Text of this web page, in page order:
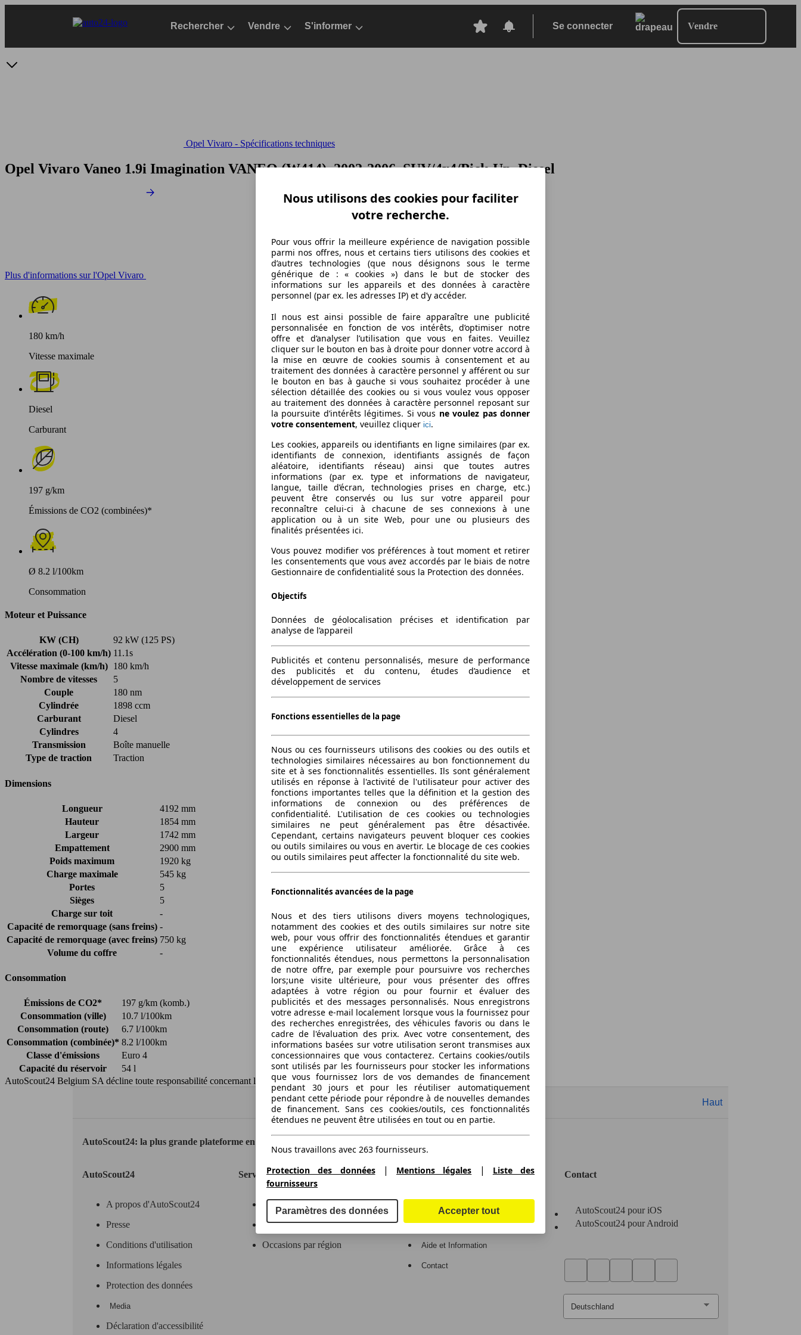
Rechercher Vendre S'informer Se connecter Vendre
Opel Vivaro - Spécifications techniques
Opel Vivaro Vaneo 1.9i Imagination VANEO (W414), 2002-2006, SUV/4x4/Pick-Up, Diesel
Plus d'informations sur l'Opel Vivaro
180 km/h
Vitesse maximale
Diesel
Carburant
197 g/km
Émissions de CO2 (combinées)*
Ø 8.2 l/100km
Consommation
Moteur et Puissance
KW (CH)
92 kW (125 PS)
Accélération (0-100 km/h) 11.1s
Vitesse maximale (km/h)
180 km/h
Nombre de vitesses
5
Couple
180 nm
Cylindrée
1898 ccm
Carburant
Diesel
Cylindres
4
Transmission
Boîte manuelle
Type de traction
Traction
Dimensions
Longueur
4192 mm
Hauteur
1854 mm
Largeur
1742 mm
Empattement
2900 mm
Poids maximum
1920 kg
Charge maximale
545 kg
Portes
5
Sièges
5
Charge sur toit
-
Capacité de remorquage (sans freins) -
Capacité de remorquage (avec freins) 750 kg
Volume du coffre
-
Consommation
Émissions de CO2*
197 g/km (komb.)
Consommation (ville)
10.7 l/100km
Consommation (route)
6.7 l/100km
Consommation (combinée)* 8.2 l/100km
Classe d'émissions
Euro 4
Capacité du réservoir
54 l
AutoScout24 Belgium SA décline toute responsabilité concernant l’exactitude des informations fournies
Haut
AutoScout24: la plus grande plateforme en ligne de voitures en Europe.
AutoScout24
A propos d'AutoScout24
Presse
Conditions d'utilisation
Informations légales
Protection des données
Media
Déclaration d'accessibilité
Service
Contact et aide
Occasions par marque
Occasions par région
Espace Pro
Inscription
Aide et Information
Contact
Contact
AutoScout24 pour iOS
AutoScout24 pour Android
Nous utilisons des cookies pour faciliter
votre recherche.
Pour vous offrir la meilleure expérience de navigation possible
parmi nos offres, nous et certains tiers utilisons des cookies et
d’autres technologies (que nous désignons sous le terme
générique de : « cookies ») dans le but de stocker des
informations sur les appareils et des données à caractère
personnel (par ex. les adresses IP) et d’y accéder.
Il nous est ainsi possible de faire apparaître une publicité
personnalisée en fonction de vos intérêts, d’optimiser notre
offre et d’analyser l’utilisation que vous en faites. Veuillez
cliquer sur le bouton en bas à droite pour donner votre accord à
la mise en œuvre de cookies soumis à consentement et au
traitement des données à caractère personnel y afférent ou sur
le bouton en bas à gauche si vous souhaitez procéder à une
sélection détaillée des cookies ou si vous voulez vous opposer
au traitement des données à caractère personnel reposant sur
la poursuite d’intérêts légitimes. Si vous ne voulez pas donner
votre consentement, veuillez cliquer ici.
Les cookies, appareils ou identifiants en ligne similaires (par ex.
identifiants de connexion, identifiants assignés de façon
aléatoire, identifiants réseau) ainsi que toutes autres
informations (par ex. type et informations de navigateur,
langue, taille d’écran, technologies prises en charge, etc.)
peuvent être conservés ou lus sur votre appareil pour
reconnaître celui-ci à chacune de ses connexions à une
application ou à un site Web, pour une ou plusieurs des
finalités présentées ici.
Vous pouvez modifier vos préférences à tout moment et retirer
les consentements que vous avez accordés par le biais de notre
Gestionnaire de confidentialité sous la Protection des données.
Objectifs
Données de géolocalisation précises et identification par
analyse de l’appareil
Publicités et contenu personnalisés, mesure de performance
des publicités et du contenu, études d’audience et
développement de services
Fonctions essentielles de la page
Nous ou ces fournisseurs utilisons des cookies ou des outils et
technologies similaires nécessaires au bon fonctionnement du
site et à ses fonctionnalités essentielles. Ils sont généralement
utilisés en réponse à l'activité de l'utilisateur pour activer des
fonctions importantes telles que la définition et la gestion des
informations de connexion ou des préférences de
confidentialité. L'utilisation de ces cookies ou technologies
similaires ne peut généralement pas être désactivée.
Cependant, certains navigateurs peuvent bloquer ces cookies
ou outils similaires ou vous en avertir. Le blocage de ces cookies
ou outils similaires peut affecter la fonctionnalité du site web.
Fonctionnalités avancées de la page
Nous et des tiers utilisons divers moyens technologiques,
notamment des cookies et des outils similaires sur notre site
web, pour vous offrir des fonctionnalités étendues et garantir
une expérience utilisateur améliorée. Grâce à ces
fonctionnalités étendues, nous permettons la personnalisation
de notre offre, par exemple pour poursuivre vos recherches
lors;une visite ultérieure, pour vous présenter des offres
adaptées à votre région ou pour fournir et évaluer des
publicités et des messages personnalisés. Nous enregistrons
votre adresse e-mail localement lorsque vous la fournissez pour
des recherches enregistrées, des véhicules favoris ou dans le
cadre de l'évaluation des prix. Avec votre consentement, des
informations basées sur votre utilisation seront transmises aux
concessionnaires que vous contacterez. Certains cookies/outils
sont utilisés par les fournisseurs pour stocker les informations
que vous fournissez lors de vos demandes de financement
pendant 30 jours et pour les réutiliser automatiquement
pendant cette période pour répondre à de nouvelles demandes
de financement. Sans ces cookies/outils, ces fonctionnalités
étendues ne peuvent être utilisées en tout ou en partie.
Nous travaillons avec 263 fournisseurs.
Protection des données| Mentions légales |
Liste des
fournisseurs
Paramètres des données Accepter tout